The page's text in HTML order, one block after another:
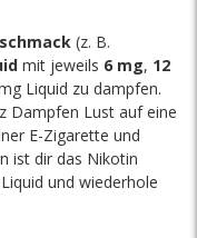
(z. B.
mit jeweils 6 mg, 12
Liquid zu dampfen.
Dampfen Lust auf eine
E-Zigarette und
ist dir das Nikotin
und wiederhole